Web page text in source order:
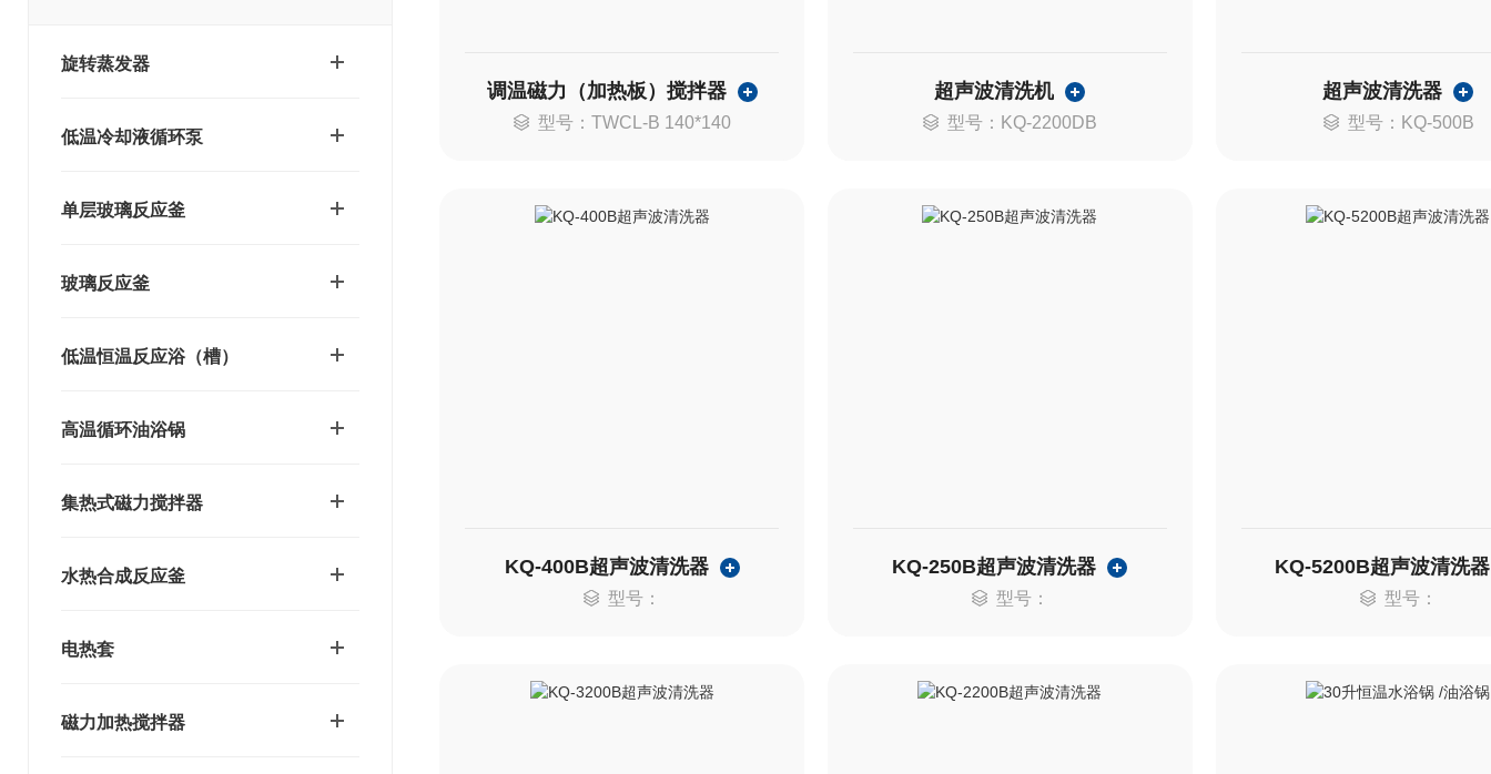
旋转蒸发器
低温冷却液循环泵
单层玻璃反应釜
玻璃反应釜
低温恒温反应浴（槽）
高温循环油浴锅
集热式磁力搅拌器
水热合成反应釜
电热套
磁力加热搅拌器
调温磁力（加热板）搅拌器
型号：TWCL-B 140*140
超声波清洗机
型号：KQ-2200DB
超声波清洗器
型号：KQ-500B
KQ-400B超声波清洗器
型号：
KQ-250B超声波清洗器
型号：
KQ-5200B超声波清洗器
型号：